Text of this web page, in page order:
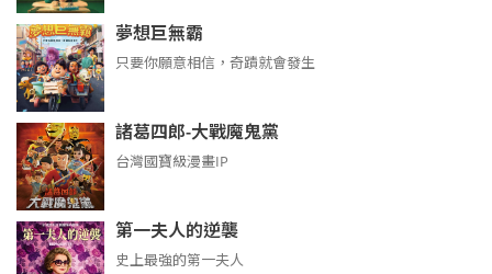
夢想巨無霸
只要你願意相信，奇蹟就會發生
諸葛四郎-大戰魔鬼黨
台灣國寶級漫畫IP
第一夫人的逆襲
史上最強的第一夫人